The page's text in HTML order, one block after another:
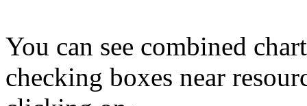
You can see combined
checking boxes near